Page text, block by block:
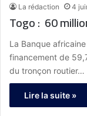
La rédaction 4
Togo : 60
La Banque
financement de
du tronçon routier…
Lire la suite »